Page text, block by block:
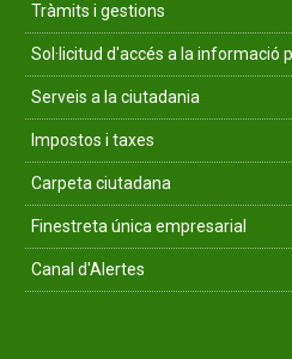
Tràmits i gestions
Sol·licitud d'accés a la informació
Serveis a la ciutadania
Impostos i taxes
Carpeta ciutadana
Finestreta única empresarial
Canal d'Alertes